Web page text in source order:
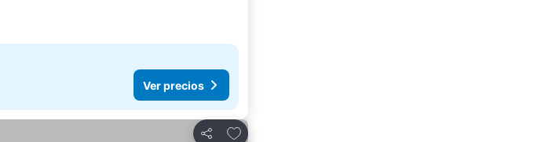
Ver precios
Añadir a favoritos